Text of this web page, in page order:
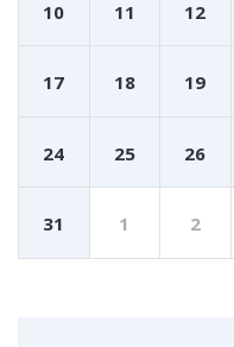
10 11 12
17 18 19
24 25 26
31 1 2